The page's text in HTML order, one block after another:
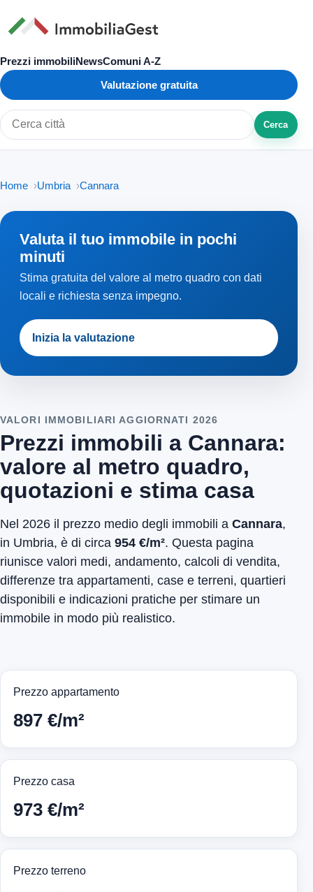
Prezzi immobiliNewsComuni A-Z
Valutazione gratuita
Cerca città o zona
Cerca
Home Umbria Cannara
Valuta il tuo immobile in pochi
minuti
Stima gratuita del valore al metro quadro con dati
locali e richiesta senza impegno.
Inizia la valutazione
VALORI IMMOBILIARI AGGIORNATI 2026
Prezzi immobili a Cannara:
valore al metro quadro,
quotazioni e stima casa
Nel 2026 il prezzo medio degli immobili a Cannara,
in Umbria, è di circa 954 €/m². Questa pagina
riunisce valori medi, andamento, calcoli di vendita,
differenze tra appartamenti, case e terreni, quartieri
disponibili e indicazioni pratiche per stimare un
immobile in modo più realistico.
Prezzo appartamento
897 €/m²
Prezzo casa
973 €/m²
Prezzo terreno